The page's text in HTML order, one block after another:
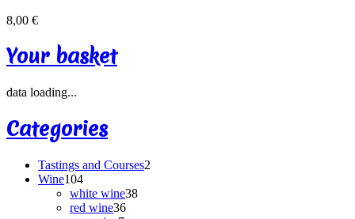
8,00 €
Your basket
data loading...
Categories
Tastings and Courses2
Wine104
white wine38
red wine36